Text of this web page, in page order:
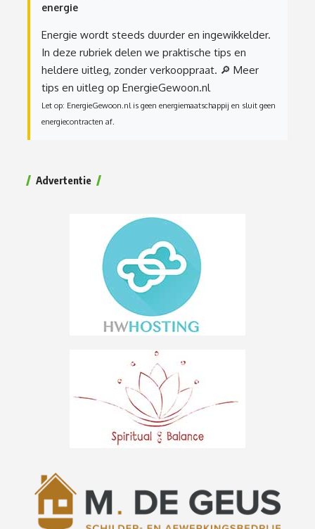
energie
Energie wordt steeds duurder en ingewikkelder.
In deze rubriek delen we praktische tips en
heldere uitleg, zonder verkooppraat. 🔎 Meer
tips en uitleg op EnergieGewoon.nl
Let op: EnergieGewoon.nl is geen energiemaatschappij en sluit geen
energiecontracten af.
Advertentie